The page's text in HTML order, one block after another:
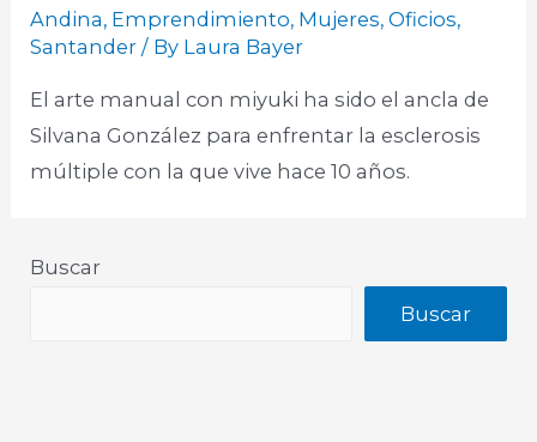
Andina, Emprendimiento, Mujeres,Oficios,
Santander / By Laura Bayer
El arte manual con miyuki ha sido el ancla de
Silvana González para enfrentar la esclerosis
múltiple con la que vive hace 10 años.
Buscar
Buscar